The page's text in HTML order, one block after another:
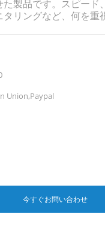
た製品です。スピード
タリングなど、何を重
Union,Paypal
今すぐお問い合わせ